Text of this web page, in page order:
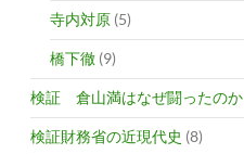
寺内対原 (5)
橋下徹 (9)
検証 倉山満はなぜ闘ったのか
検証財務省の近現代史 (8)